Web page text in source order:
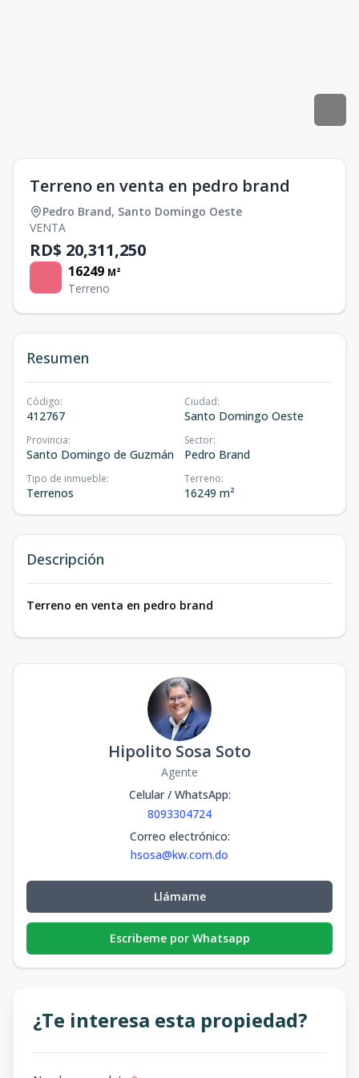
Terreno en venta en pedro brand
Pedro Brand, Santo Domingo Oeste
VENTA
RD$ 20,311,250
16249 M²
Terreno
Resumen
Código:
412767
Ciudad:
Santo Domingo Oeste
Provincia:
Santo Domingo de Guzmán
Sector:
Pedro Brand
Tipo de inmueble:
Terrenos
Terreno:
16249 m²
Descripción
Terreno en venta en pedro brand
Hipolito Sosa Soto
Agente
Celular / WhatsApp:
8093304724
Correo electrónico:
hsosa@kw.com.do
Llámame
Escribeme por Whatsapp
¿Te interesa esta propiedad?